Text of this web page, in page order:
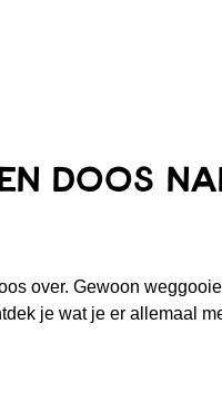
doos
over. Gewoon
je wat je er allemaal